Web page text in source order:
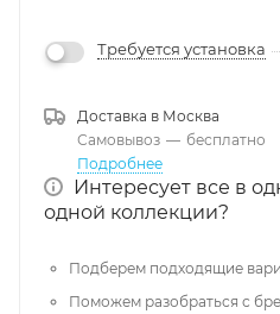
Требуется установка
Доставка в Москва
Самовывоз — бесплатно
Подробнее
Интересует все в
одной коллекции?
Подберем подходящие
Поможем разобраться с